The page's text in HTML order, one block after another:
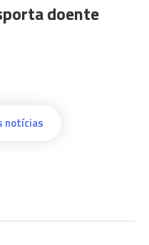
doente
notícias